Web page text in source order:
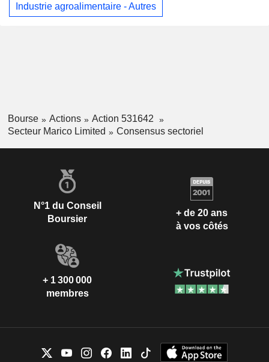
Industrie agroalimentaire - Autres
Bourse Actions
Action 531642
Secteur Marico Limited
Consensus sectoriel
N°1 du Conseil
Boursier
+ de 20 ans
à vos côtés
+ 1 300 000
membres